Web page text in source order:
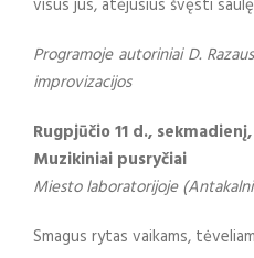
visus jus, atėjusius švęsti
Programoje autoriniai D.
improvizacijos
Rugpjūčio 11 d., sekmadienį,
Muzikiniai pusryčiai
Miesto laboratorijoje
Smagus rytas vaikams,